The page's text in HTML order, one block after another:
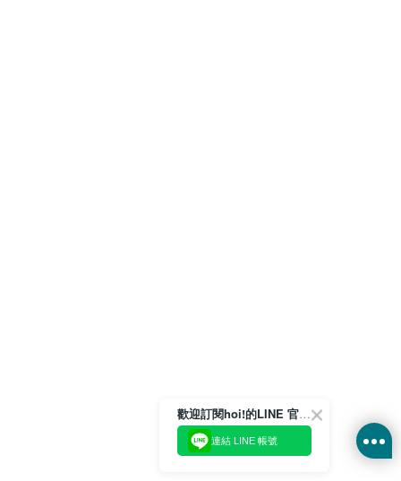
歡迎訂閱hoi!的LINE 官方帳號
連結 LINE 帳號